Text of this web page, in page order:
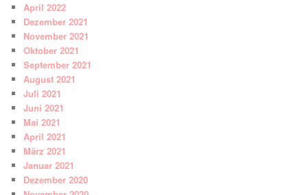
April 2022
Dezember 2021
November 2021
Oktober 2021
September 2021
August 2021
Juli 2021
Juni 2021
Mai 2021
April 2021
März 2021
Januar 2021
Dezember 2020